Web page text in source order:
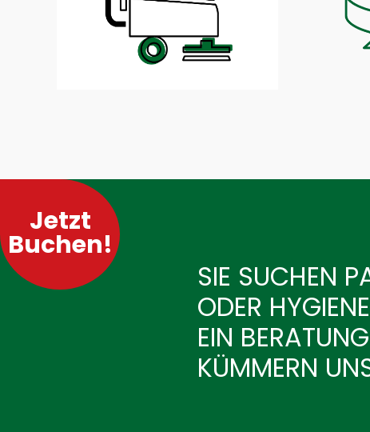
SIE SUCHEN
ODER
EIN
KÜMMERN
Jetzt
Buchen!